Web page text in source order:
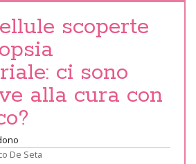
scoperte
ci sono
alla cura con
De Seta